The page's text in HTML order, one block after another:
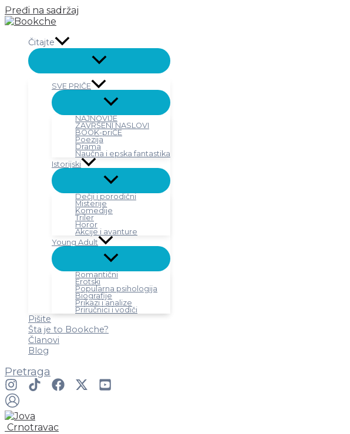
Pređi na sadržaj
Čitajte
SVE PRIČE
NAJNOVIJE
ZAVRŠENI NASLOVI
BOOK-priČE
Poezija
Drama
Naučna i epska fantastika
Istorijski
Dečji i porodični
Misterije
Komedije
Triler
Horor
Akcije i avanture
Young Adult
Romantični
Erotski
Popularna psihologija
Biografije
Prikazi i analize
Priručnici i vodiči
Pišite
Šta je to Bookche?
Članovi
Blog
Pretraga
Crnotravac